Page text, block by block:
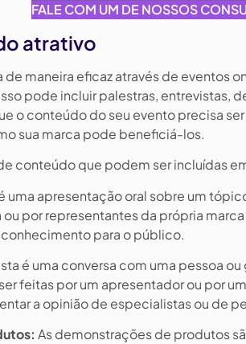
FALE COM UM DE NOSSOS
atrativo
de maneira eficaz através de eventos
pode incluir palestras, entrevistas,
o conteúdo do seu evento precisa
sua marca pode beneficiá-los.
conteúdo que podem ser incluídas
uma apresentação oral sobre um
ou por representantes da própria
para o público.
é uma conversa com uma pessoa
feitas por um apresentador ou por
a opinião de especialistas ou de
As demonstrações de produtos